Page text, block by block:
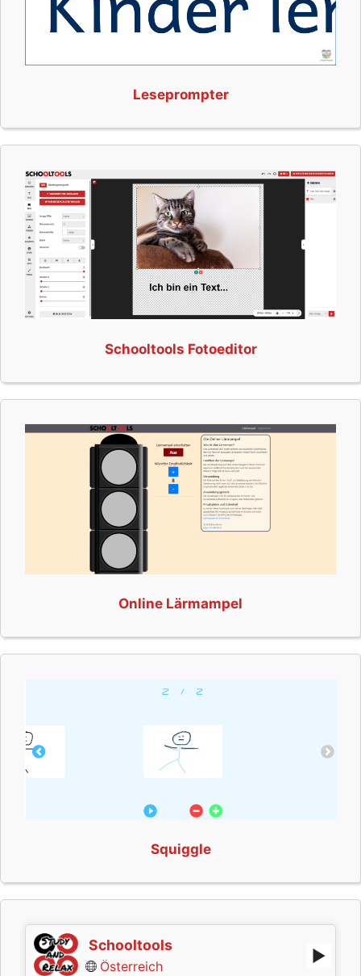
Leseprompter
Schooltools Fotoeditor
Online Lärmampel
Squiggle
Schooltools
Österreich